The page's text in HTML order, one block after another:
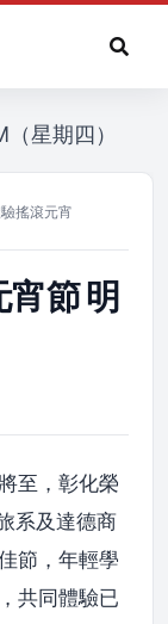
星期四）
搖滾元宵
節 明
至，彰化榮
系及達德商
節，年輕學
共同體驗已